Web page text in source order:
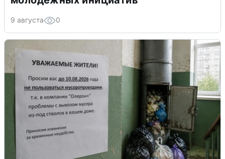
9 августа 0